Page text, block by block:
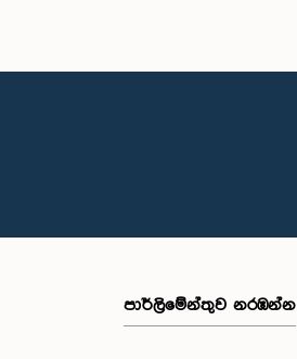
පාර්ලි‌මේන්තුව නරඹන්න